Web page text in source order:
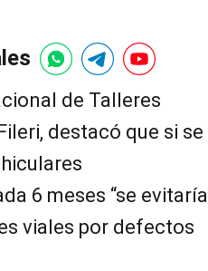
de Talleres
destacó que si se
6 meses “se evitaría
viales por defectos